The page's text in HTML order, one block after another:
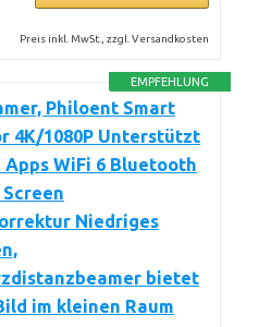
Preis inkl. MwSt., zzgl. Versandkosten
EMPFEHLUNG
Philoent Smart
4K/1080P Unterstützt
Apps WiFi 6 Bluetooth
Niedriges
bietet
im kleinen Raum